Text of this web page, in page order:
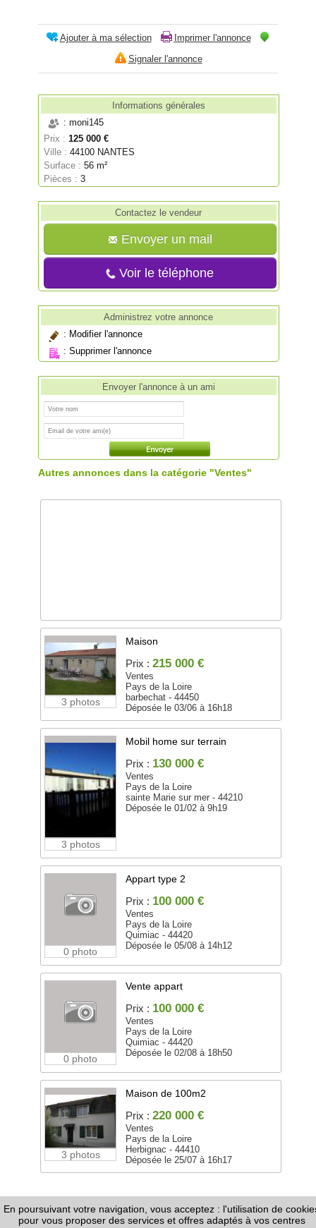
Ajouter à ma sélection
Imprimer l'annonce
Signaler l'annonce
Informations générales
: moni145
Prix : 125 000 €
Ville :44100 NANTES
Surface : 56 m²
Pièces : 3
Contactez le vendeur
Envoyer un mail
Voir le téléphone
Administrez votre annonce
: Modifier l'annonce
:Supprimer l'annonce
Envoyer l'annonce à un ami
Autres annonces dans la catégorie "Ventes"
3 photos
Maison
Prix : 215 000 €
Ventes
Pays de la Loire
barbechat - 44450
Déposée le 03/06 à 16h18
3 photos
Mobil home sur terrain
Prix : 130 000 €
Ventes
Pays de la Loire
sainte Marie sur mer - 44210
Déposée le 01/02 à 9h19
0 photo
Appart type 2
Prix : 100 000 €
Ventes
Pays de la Loire
Quimiac - 44420
Déposée le 05/08 à 14h12
0 photo
Vente appart
Prix : 100 000 €
Ventes
Pays de la Loire
Quimiac - 44420
Déposée le 02/08 à 18h50
3 photos
Maison de 100m2
Prix : 220 000 €
Ventes
Pays de la Loire
Herbignac - 44410
Déposée le 25/07 à 16h17
FAQ -Règles de Diffusion-Informations Légales /
CGU- Page Google+ -Nous contacter
En poursuivant votre navigation, vous acceptez : l'utilisation de
pour vous proposer des services et offres adaptés à vos centres